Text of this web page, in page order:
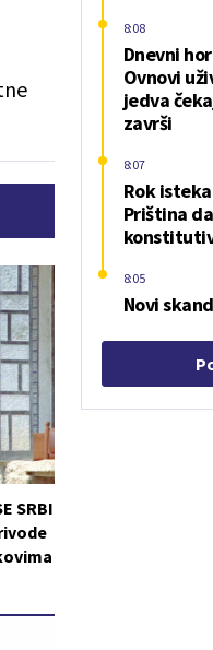
SRBI
Dnevni
Ovnovi
jedva
završi
8:08
Rok
Priština
8:07
Novi
8:05